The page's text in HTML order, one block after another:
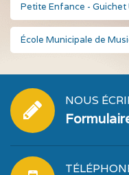
Petite Enfance - Guichet
École Municipale de
NOUS